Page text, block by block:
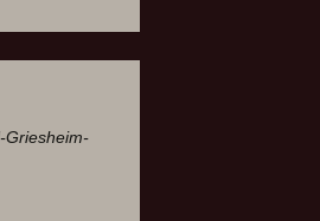
Griesheim-